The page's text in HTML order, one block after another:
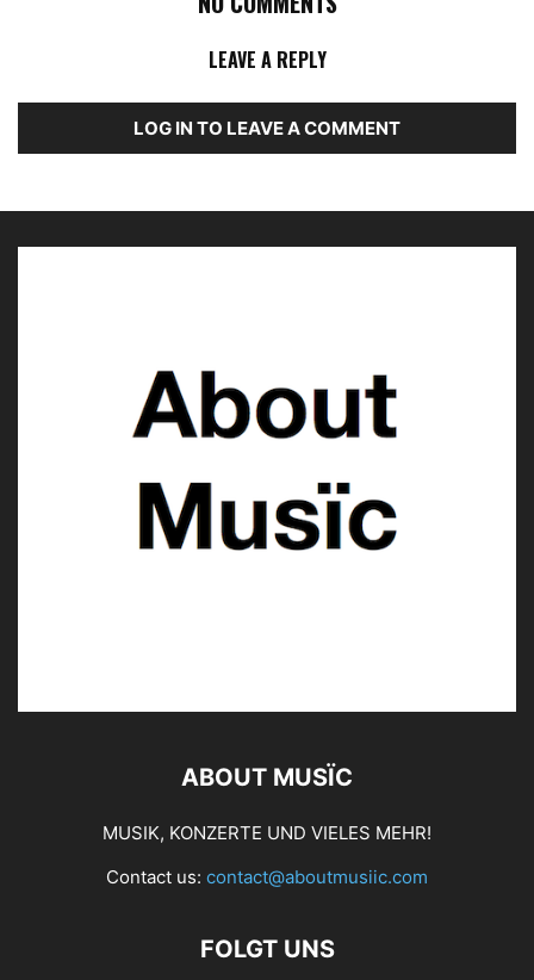
LEAVE A REPLY
LOG IN TO LEAVE A COMMENT
ABOUT MUSÏC
MUSIK, KONZERTE UND VIELES MEHR!
Contact us: contact@aboutmusiic.com
FOLGT UNS